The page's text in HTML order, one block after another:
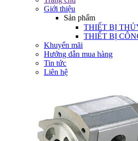
Giới thiệu
Sản phẩm
THIẾT BỊ
THIẾT BỊ
Khuyến mãi
Hướng dẫn mua hàng
Tin tức
Liên hệ